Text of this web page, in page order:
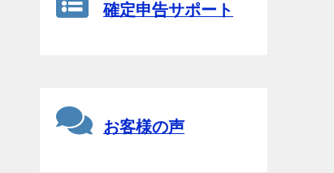
確定申告サポート
お客様の声